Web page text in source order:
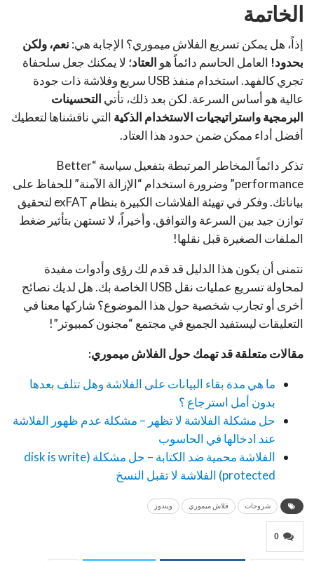
الخاتمة
إذاً، هل يمكن تسريع الفلاش ميموري؟ الإجابة هي: نعم، ولكن
بحدود! العامل الحاسم دائماً هو العتاد؛ لا يمكنك جعل سلحفاة
تجري كالفهد. استخدام منفذ USB سريع وفلاشة ذات جودة
عالية هو أساس السرعة. لكن بعد ذلك، تأتي التحسينات
البرمجية واستراتيجيات الاستخدام الذكية التي ناقشناها لتعطيك
أفضل أداء ممكن ضمن حدود هذا العتاد.
تذكر دائماً المخاطر المرتبطة بتفعيل سياسة “Better
performance” وضرورة استخدام “الإزالة الآمنة” للحفاظ على
بياناتك. وفكر في تهيئة الفلاشات الكبيرة بنظام exFAT لتحقيق
توازن جيد بين السرعة والتوافق. وأخيراً، لا تستهن بتأثير ضغط
الملفات الصغيرة قبل نقلها!
نتمنى أن يكون هذا الدليل قد قدم لك رؤى وأدوات مفيدة
لمحاولة تسريع عمليات نقل USB الخاصة بك. هل لديك نصائح
أخرى أو تجارب شخصية حول هذا الموضوع؟ شاركها معنا في
التعليقات ليستفيد الجميع في مجتمع “مجنون كمبيوتر”!
مقالات متعلقة قد تهمك حول الفلاش ميموري:
ما هي مدة بقاء البيانات على الفلاشة وهل تتلف بعدها
بدون أمل استرجاع ؟
حل مشكلة الفلاشة لا تظهر – مشكلة عدم ظهور الفلاشة
عند ادخالها في الحاسوب
الفلاشة محمية ضد الكتابة – حل مشكلة (disk is write
protected) الفلاشة لا تقبل النسخ
شروحات فلاش ميموري ويندوز
0